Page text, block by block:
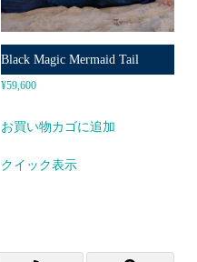
Black Magic Mermaid Tail
¥59,600
お買い物カゴに追加
クイック表示